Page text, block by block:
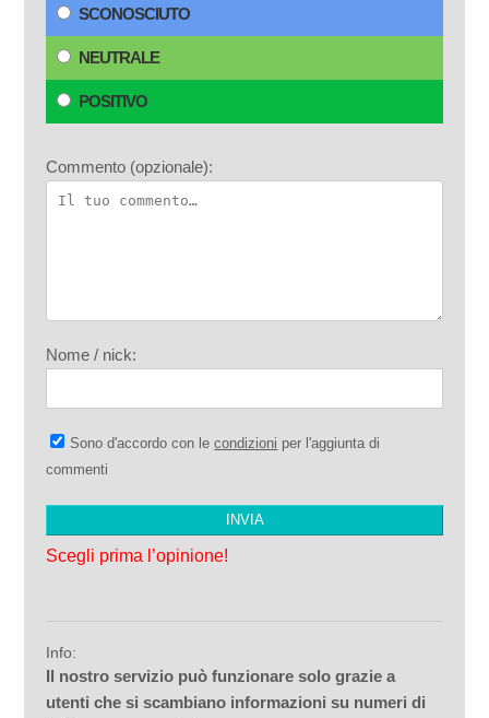
SCONOSCIUTO
NEUTRALE
POSITIVO
Commento (opzionale):
Nome / nick:
Sono d'accordo con lecondizioni per l'aggiunta di
commenti
Scegli prima l’opinione!
Info:
Il nostro servizio può funzionare solo grazie a
utenti che si scambiano informazioni su numeri di